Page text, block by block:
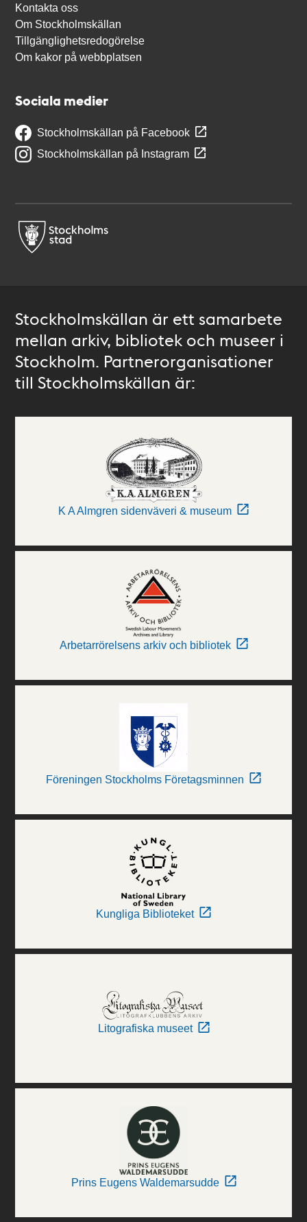
Kontakta oss
Om Stockholmskällan
Tillgänglighetsredogörelse
Om kakor på webbplatsen
Sociala medier
Stockholmskällan på Facebook
Stockholmskällan på Instagram
Stockholmskällan är ett samarbete
mellan arkiv, bibliotek och museer i
Stockholm. Partnerorganisationer
till Stockholmskällan är:
K A Almgren sidenväveri & museum
Arbetarrörelsens arkiv och bibliotek
Föreningen Stockholms Företagsminnen
Kungliga Biblioteket
Litografiska museet
Prins Eugens Waldemarsudde